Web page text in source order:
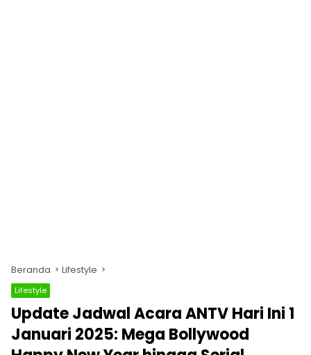
Beranda Lifestyle
Lifestyle
Update Jadwal Acara ANTV Hari Ini 1
Januari 2025: Mega Bollywood